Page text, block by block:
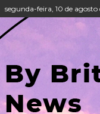
segunda-feira, 10 de agosto